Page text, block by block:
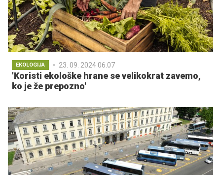
EKOLOGIJA 23. 09. 2024 06.07
'Koristi ekološke hrane se velikokrat zavemo,
ko je že prepozno'